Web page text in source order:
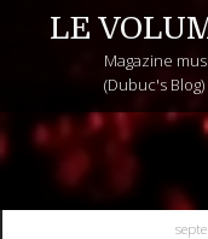
LE
Magazine
(Dubuc's Blog)